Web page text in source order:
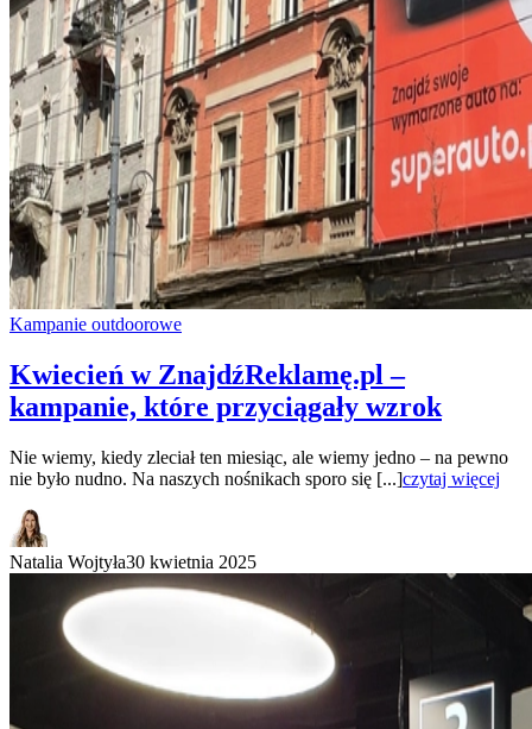
Kampanie outdoorowe
Kwiecień w ZnajdźReklamę.pl –
kampanie, które przyciągały wzrok
Nie wiemy, kiedy zleciał ten miesiąc, ale wiemy jedno – na pewno
nie było nudno. Na naszych nośnikach sporo się [...]czytaj więcej
Natalia Wojtyła30 kwietnia 2025